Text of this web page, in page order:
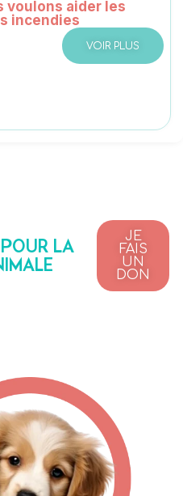
voulons aider les
incendies
VOIR PLUS
LA
JE
FAIS
UN
DON